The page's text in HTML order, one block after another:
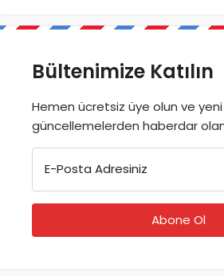
Bültenimize Katılın
Hemen ücretsiz üye olun ve yeni
güncellemelerden haberdar olan
E-Posta Adresiniz